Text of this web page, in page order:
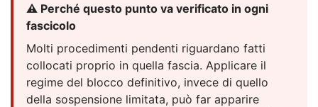
⚠️ Perché questo punto va verificato in ogni
fascicolo
Molti procedimenti pendenti riguardano fatti
collocati proprio in quella fascia. Applicare il
regime del blocco definitivo, invece di quello
della sospensione limitata, può far apparire